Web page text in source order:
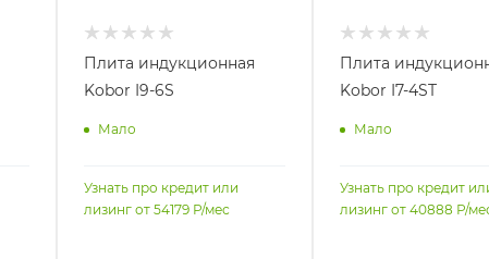
Плита индукционная
Kobor I9-6S
Мало
Узнать про кредит или
лизинг от54179 Р/мес
Плита
Kobor I7-4ST
Мало
Узнать про кредит
лизинг от 40888 Р/